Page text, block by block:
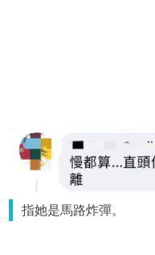
指她是馬路炸彈。